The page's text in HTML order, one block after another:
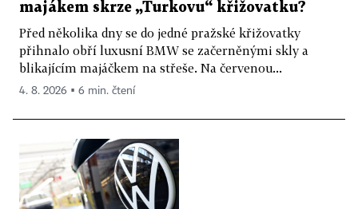
majákem skrze „Turkovu“ křižovatku?
Před několika dny se do jedné pražské křižovatky
přihnalo obří luxusní BMW se začerněnými skly a
blikajícím majáčkem na střeše. Na červenou...
4. 8. 2026 ▪ 6 min. čtení